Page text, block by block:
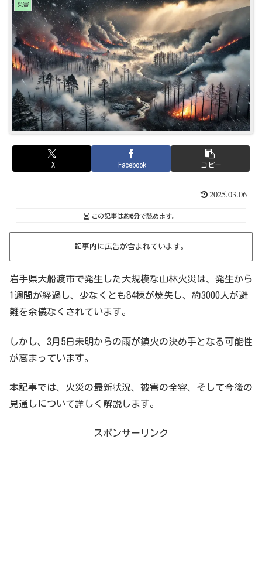
災害
X Facebook コピー
2025.03.06
この記事は約6分で読めます。
記事内に広告が含まれています。
岩手県大船渡市で発生した大規模な山林火災は、発生から
1週間が経過し、少なくとも84棟が焼失し、約3000人が避
難を余儀なくされています。
しかし、3月5日未明からの雨が鎮火の決め手となる可能性
が高まっています。
本記事では、火災の最新状況、被害の全容、そして今後の
見通しについて詳しく解説します。
スポンサーリンク